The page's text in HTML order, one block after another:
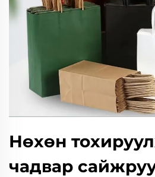
Нөхөн
чадвар